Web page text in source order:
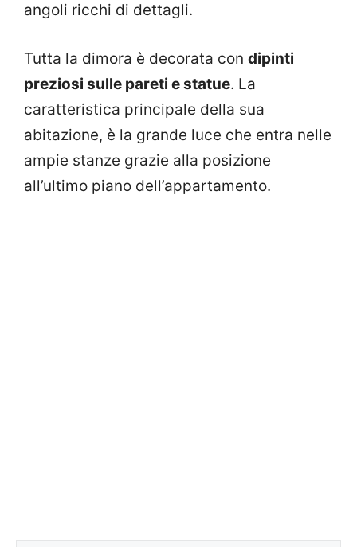
angoli ricchi di dettagli.
Tutta la dimora è decorata con dipinti
preziosi sulle pareti e statue. La
caratteristica principale della sua
abitazione, è la grande luce che entra nelle
ampie stanze grazie alla posizione
all’ultimo piano dell’appartamento.